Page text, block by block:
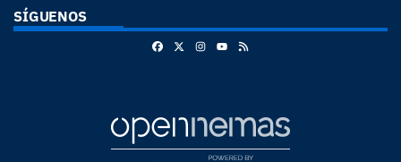
SÍGUENOS
FacebookInstagram